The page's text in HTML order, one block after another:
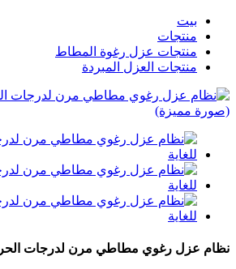
بيت
منتجات
منتجات عزل رغوة المطاط
منتجات العزل المبردة
نظام عزل رغوي مطاطي مرن لدرجات